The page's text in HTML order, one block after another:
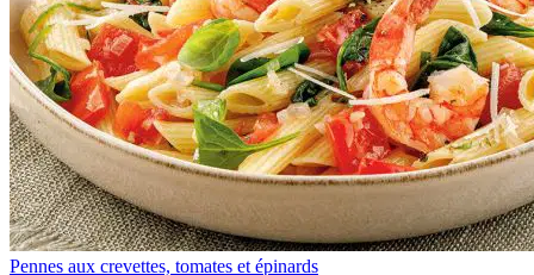
Pennes aux crevettes, tomates et épinards